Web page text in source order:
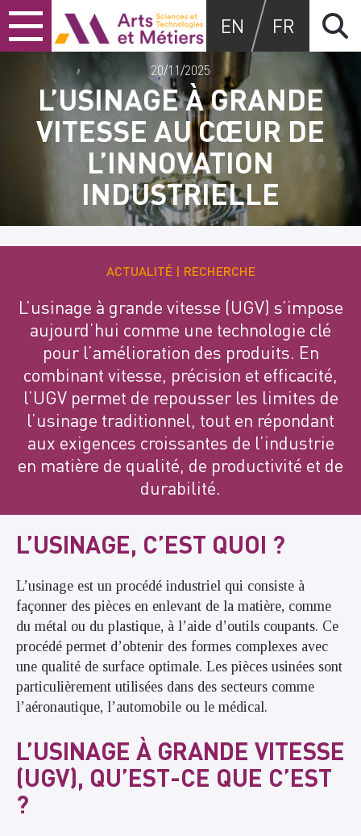
Skip
to
content
Skip
to
main
Skip
to
search
Arts et métiers
EN FR
L’USINAGE À GRANDE
VITESSE AU CŒUR DE
L’INNOVATION
INDUSTRIELLE
20/11/2025
ACTUALITÉ RECHERCHE
L’usinage à grande vitesse (UGV) s’impose
aujourd’hui comme une technologie clé
pour l’amélioration des produits. En
combinant vitesse, précision et efficacité,
l’UGV permet de repousser les limites de
l’usinage traditionnel, tout en répondant
aux exigences croissantes de l’industrie
en matière de qualité, de productivité et de
durabilité.
L’USINAGE, C’EST QUOI ?
L’usinage est un procédé industriel qui consiste à
façonner des pièces en enlevant de la matière, comme
du métal ou du plastique, à l’aide d’outils coupants. Ce
procédé permet d’obtenir des formes complexes avec
une qualité de surface optimale. Les pièces usinées sont
particulièrement utilisées dans des secteurs comme
l’aéronautique, l’automobile ou le médical.
L’USINAGE À GRANDE VITESSE
(UGV), QU’EST-CE QUE C’EST
?